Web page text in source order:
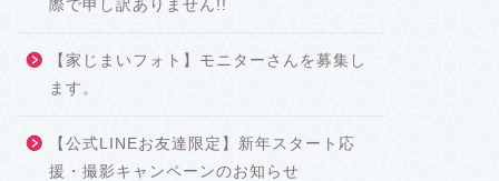
際で申し訳ありません!!
【家じまいフォト】モニターさんを募集し
ます。
【公式LINEお友達限定】新年スタート応
援・撮影キャンペーンのお知らせ